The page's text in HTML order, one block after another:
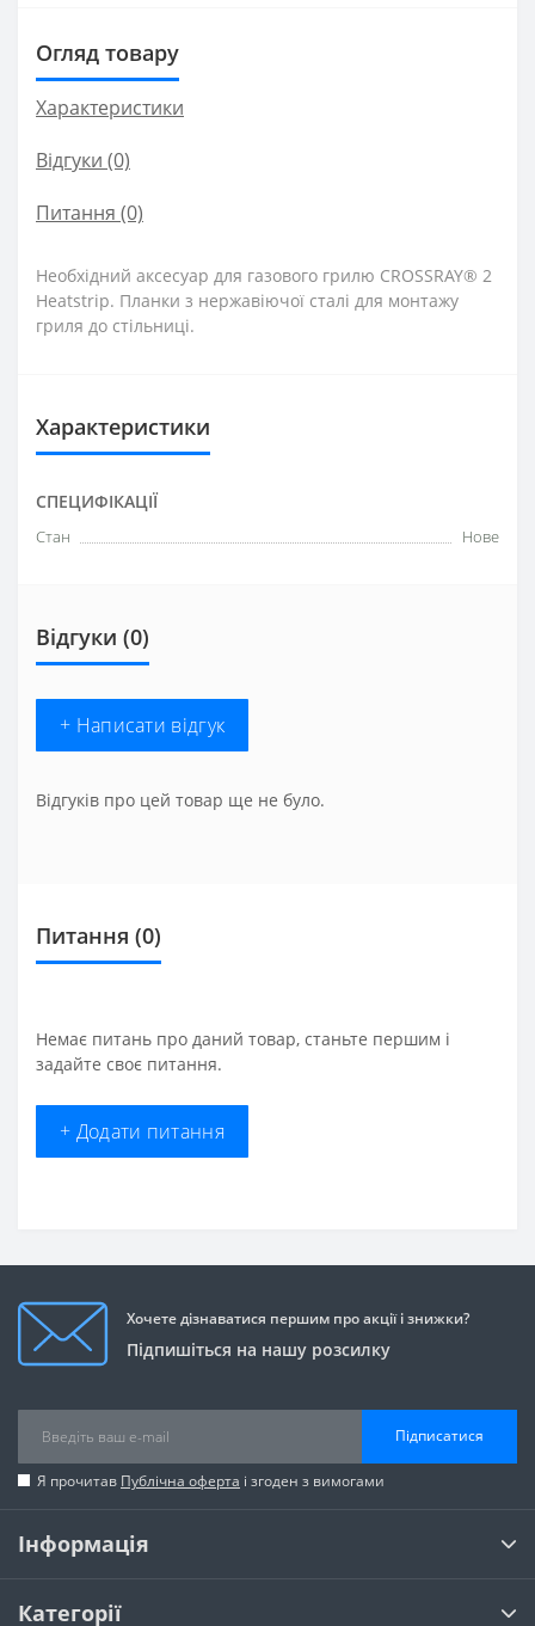
Огляд товару
Характеристики
Відгуки (0)
Питання (0)
Необхідний аксесуар для газового грилю CROSSRAY® 2
Heatstrip. Планки з нержавіючої сталі для монтажу
гриля до стільниці.
Характеристики
СПЕЦИФІКАЦІЇ
Стан Нове
Відгуки (0)
+ Написати відгук
Відгуків про цей товар ще не було.
Питання (0)
Немає питань про даний товар, станьте першим і
задайте своє питання.
+ Додати питання
Хочете дізнаватися першим про акції і знижки?
Підпишіться на нашу розсилку
Підписатися
Я прочитав Публічна оферта і згоден з вимогами
Інформація
Категорії